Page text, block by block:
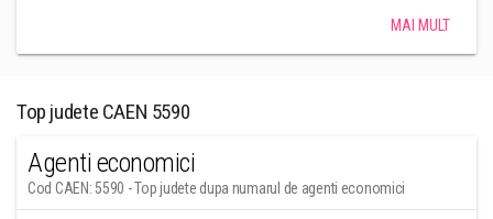
MAI MULT
Top judete CAEN 5590
Agenti economici
Cod CAEN: 5590 - Top judete dupa numarul de agenti economici